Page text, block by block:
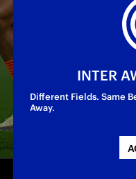
INTER
Different Fields. Same
Away.